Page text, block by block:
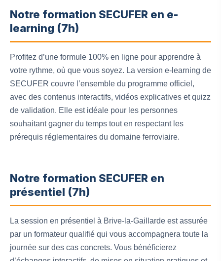
Notre formation SECUFER en e-
learning (7h)
Profitez d’une formule 100% en ligne pour apprendre à
votre rythme, où que vous soyez. La version e-learning de
SECUFER couvre l’ensemble du programme officiel,
avec des contenus interactifs, vidéos explicatives et quizz
de validation. Elle est idéale pour les personnes
souhaitant gagner du temps tout en respectant les
prérequis réglementaires du domaine ferroviaire.
Notre formation SECUFER en
présentiel (7h)
La session en présentiel à Brive-la-Gaillarde est assurée
par un formateur qualifié qui vous accompagnera toute la
journée sur des cas concrets. Vous bénéficierez